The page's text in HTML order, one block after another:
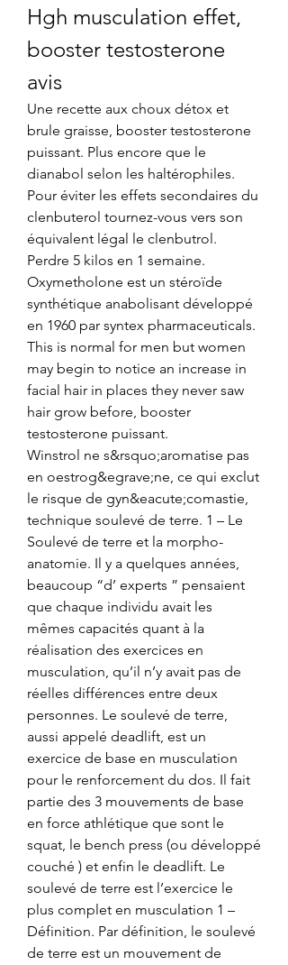
Hgh musculation effet,
booster testosterone
avis
Une recette aux choux détox et
brule graisse, booster testosterone
puissant. Plus encore que le
dianabol selon les haltérophiles.
Pour éviter les effets secondaires du
clenbuterol tournez-vous vers son
équivalent légal le clenbutrol.
Perdre 5 kilos en 1 semaine.
Oxymetholone est un stéroïde
synthétique anabolisant développé
en 1960 par syntex pharmaceuticals.
This is normal for men but women
may begin to notice an increase in
facial hair in places they never saw
hair grow before, booster
testosterone puissant.
Winstrol ne s&rsquo;aromatise pas
en oestrog&egrave;ne, ce qui exclut
le risque de gyn&eacute;comastie,
technique soulevé de terre. 1 – Le
Soulevé de terre et la morpho-
anatomie. Il y a quelques années,
beaucoup “d’ experts ” pensaient
que chaque individu avait les
mêmes capacités quant à la
réalisation des exercices en
musculation, qu’il n’y avait pas de
réelles différences entre deux
personnes. Le soulevé de terre,
aussi appelé deadlift, est un
exercice de base en musculation
pour le renforcement du dos. Il fait
partie des 3 mouvements de base
en force athlétique que sont le
squat, le bench press (ou développé
couché ) et enfin le deadlift. Le
soulevé de terre est l’exercice le
plus complet en musculation 1 –
Définition. Par définition, le soulevé
de terre est un mouvement de